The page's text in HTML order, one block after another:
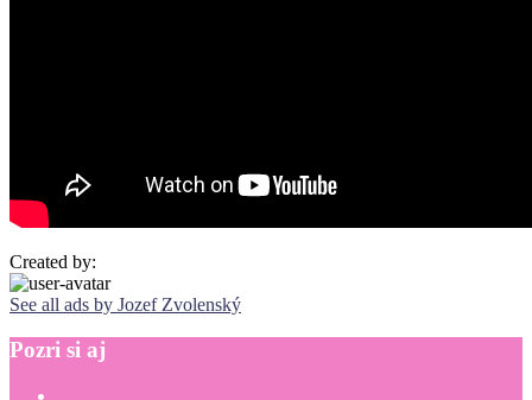
Created by:
See all ads by Jozef Zvolenský
Pozri si aj